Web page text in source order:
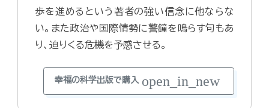
歩を進めるという著者の強い信念に他ならな
い。また政治や国際情勢に警鐘を鳴らす句もあ
り、迫りくる危機を予感させる。
幸福の科学出版で購入 open_in_new